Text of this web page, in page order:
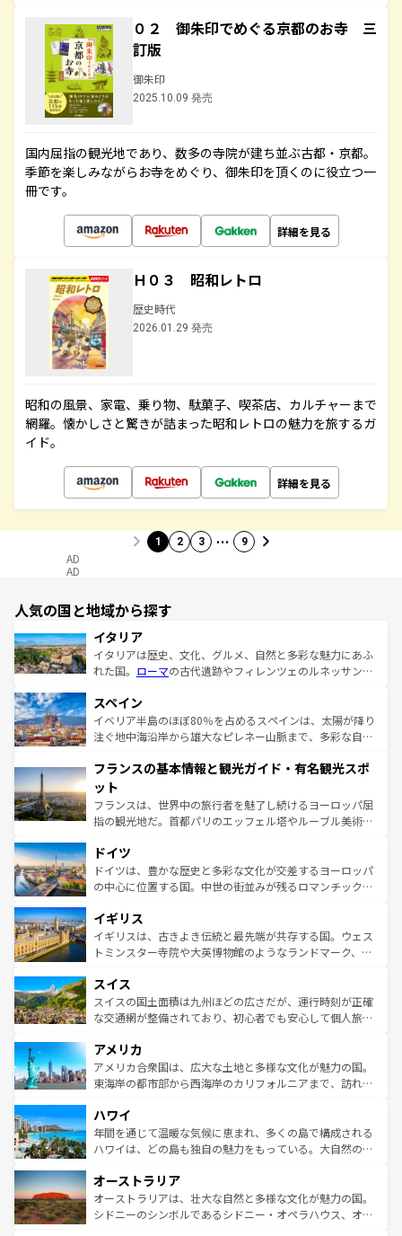
０２ 御朱印でめぐる京都のお寺 三
訂版
御朱印
2025.10.09 発売
国内屈指の観光地であり、数多の寺院が建ち並ぶ古都・京都。
季節を楽しみながらお寺をめぐり、御朱印を頂くのに役立つ一
冊です。
詳細を見る
Ｈ０３ 昭和レトロ
歴史時代
2026.01.29 発売
昭和の風景、家電、乗り物、駄菓子、喫茶店、カルチャーまで
網羅。懐かしさと驚きが詰まった昭和レトロの魅力を旅するガ
イド。
詳細を見る
1 2 3 … 9
AD
AD
人気の国と地域から探す
イタリア
イタリアは歴史、文化、グルメ、自然と多彩な魅力にあふ
れた国。 ローマの古代遺跡やフィレンツェのルネッサンス
ろん、トスカーナの美しい田園風景やアマルフィ海岸の絶
景など、自然景観も見逃せない。観光の合間には、本場の
ピザやパスタなど、絶品のイタリア料理を堪能することも
ませてくれるイタリアで、忘れられない旅をしてみよう！
なお、新着のイタリア情報は
しい。
スペイン
イベリア半島のほぼ80％を占めるスペインは、太陽が降り
注ぐ地中海沿岸から雄大なピレネー山脈まで、多彩な自然
文化が根付くこの国では、情熱的なフラメンコ、熱気あふ
れる闘牛、そして美味しいタパスが生活の一部となってい
る。首都マドリードの洗練された雰囲気や、バルセロナの
アートに溢れた街角から、地方では古代ローマ遺跡や中世
せる。地方によって風土や気候が異なるスペインはその個
性で訪れる人を魅了する。 なお、新着のスペイン情報は コ
ンテンツ一覧を参照してほしい。
フランスの基本情報と観光ガイド・有名観光スポ
ット
フランスは、世界中の旅行者を魅了し続けるヨーロッパ屈
指の観光地だ。首都パリのエッフェル塔やルーブル美術館
で、幅広い魅力が詰まっている。華麗な宮殿、歴史的な大
聖堂、美しいビーチ、そして豊かな自然が、訪れる者を心
から魅了する。また、フランスは美食の国としても知ら
いる。シャンパンの発祥地であるランス、プロヴァンスの
香り高いラベンダー畑など、多彩な楽しみ方が可能だ。さ
らに、パリ以外の地域にも魅力が溢れており、どの街角に
れる地方に足を運ぶとそれぞれで全く異なる文化を体験で
きるだろう。 なお、新着のフランス情報はコンテンツ一覧
を参照してほしい。
ドイツ
ドイツは、豊かな歴史と多彩な文化が交差するヨーロッパ
の中心に位置する国。中世の街並みが残るロマンチック街
顔を持つこの国は、どこを歩いても飽きることがない。ベ
ルリンの文化的活気、バイエルン州のアルプスの絶景、そ
してライン川沿いのワイン畑といった風景は必見。ビール
は、お酒好きな人にはぜひ体験してほしい。 なお、新着の
ドイツ情報はコンテンツ一覧を参照してほしい。
イギリス
イギリスは、古きよき伝統と最先端が共存する国。ウェス
トミンスター寺院や大英博物館のようなランドマーク、歴
リアごとに異なる魅力がある。また、優雅なアフタヌーン
ティー、ビール好きにはたまらない英国パブ、サッカー観
戦など、本場だからこそできる体験も豊富。イギリスを旅
ンツ一覧を参照してほしい。
スイス
スイスの国土面積は九州ほどの広さだが、運行時刻が正確
な交通網が整備されており、初心者でも安心して個人旅行
の建物がそのまま残る町や、スイスならではのユニークな
博物館もあり、アルプス観光だけでなく町歩きも満喫する
ことができる。国民の所得が高いため物価も高いが、旅行
ば市内交通費無料で観光を楽しむこともできる。 なお、新
着のスイス情報はコンテンツ一覧 を参照してほしい。
アメリカ
アメリカ合衆国は、広大な土地と多様な文化が魅力の国。
東海岸の都市部から西海岸のカリフォルニアまで、訪れる
のような巨大都市は、観光、ショッピング、エンターテイ
ンメントが詰まった刺激的なスポットだ。一方、アメリカ
西部には大自然が広がり、グランドキャニオンやイエロー
部のニューオーリンズでは、音楽と美食が融合した独特の
文化が魅力。旅行者はアメリカの各地域で異なる魅力を楽
しみながら、その多様性と豊かな歴史を感じることができ
ハワイ
年間を通じて温暖な気候に恵まれ、多くの島で構成される
ハワイは、どの島も独自の魅力をもっている。大自然の神
ワイ島は見逃せない。また、定番の観光地といえばオアフ
島だが、静かな自然を求めるならマウイ島やカウアイ島が
おすすめ。エメラルドグリーンに輝く海をはじめ、豊かな
オーストラリア
オーストラリアは、壮大な自然と多様な文化が魅力の国。
シドニーのシンボルであるシドニー・オペラハウス、オー